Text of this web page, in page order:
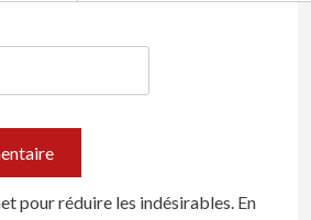
pour réduire les indésirables. En